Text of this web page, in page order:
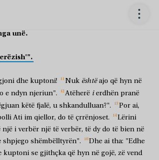
unë.
dhe kuptoni! Nuk është ajo që hyn në
e ndyn njeriun". Atëherë i erdhën pranë
këtë fjalë, u shkandulluan?". Por ai,
Ati im qiellor, do të çrrënjoset.
Lërini
një i verbër një të verbër, të dy do të bien në
shpjego shëmbëlltyrën". Dhe ai tha: "Edhe
kuptoni se gjithçka që hyn në gojë, zë vend